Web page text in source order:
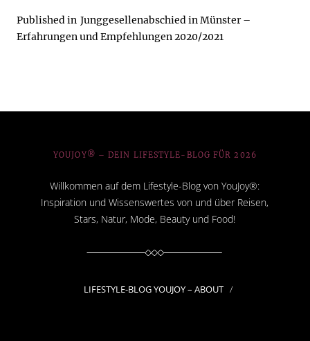
Published in Junggesellenabschied in Münster –
Erfahrungen und Empfehlungen 2020/2021
YOUJOY® – DEIN LIFESTYLE-BLOG FÜR 2026
Willkommen auf dem Lifestyle-Blog von YouJoy®:
Inspiration und Wissenswertes von und über Reisen,
Stars, Natur, Mode, Beauty und Food!
LIFESTYLE-BLOG YOUJOY – ABOUT